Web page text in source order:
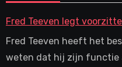
Fred Teeven legt
Fred Teeven heeft het
weten dat hij zijn functie